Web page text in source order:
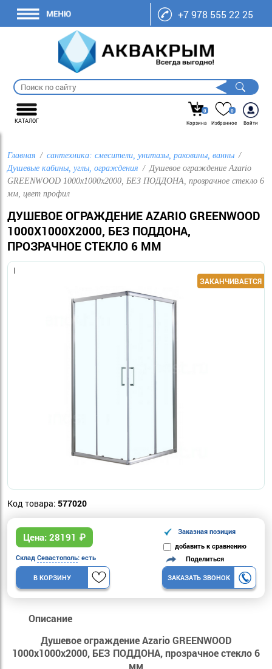
+7 978 555 22 25
КАТАЛОГ
0
Корзина
0
Избранное
Войти
Главная
сантехника: смесители, унитазы, раковины, ванны
Душевые кабины, углы, ограждения
Душевое ограждение Azario
GREENWOOD 1000х1000х2000, БЕЗ ПОДДОНА, прозрачное стекло 6
мм, цвет профил
ДУШЕВОЕ ОГРАЖДЕНИЕ AZARIO GREENWOOD
1000Х1000Х2000, БЕЗ ПОДДОНА,
ПРОЗРАЧНОЕ СТЕКЛО 6 ММ
Код товара: 577020
Цена: 28191 ₽
Заказная позиция
добавить к сравнению
Склад Севастополь: есть
В КОРЗИНУ
Поделиться
ЗАКАЗАТЬ ЗВОНОК
Описание
Душевое ограждение Azario GREENWOOD
1000х1000х2000, БЕЗ ПОДДОНА, прозрачное стекло 6
мм